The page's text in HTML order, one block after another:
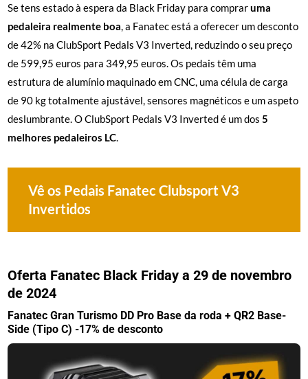
Se tens estado à espera da Black Friday para compraruma
pedaleira realmente boa, a Fanatec está a oferecer um desconto
de 42% na ClubSport Pedals V3 Inverted, reduzindo o seu preço
de 599,95 euros para 349,95 euros. Os pedais têm uma
estrutura de alumínio maquinado em CNC, uma célula de carga
de 90 kg totalmente ajustável, sensores magnéticos e um aspeto
deslumbrante. O ClubSport Pedals V3 Inverted é um dos5
melhores pedaleiros LC.
Vê os Pedais Fanatec Clubsport V3
Invertidos
Oferta Fanatec Black Friday a 29 de novembro
de 2024
Fanatec Gran Turismo DD Pro Base da roda + QR2 Base-
Side (Tipo C) -17% de desconto